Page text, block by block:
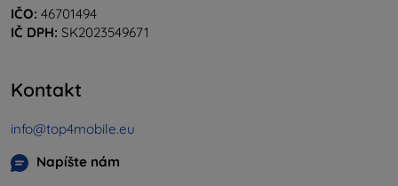
IČO: 46701494
IČ DPH: SK2023549671
Kontakt
info@top4mobile.eu
Napíšte nám